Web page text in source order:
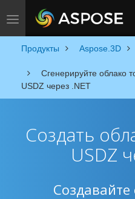
Toggle navigation
Продукты Aspose.3D
Сгенерируйте облако
USDZ через .NET
Создать
USDZ
Создавайте